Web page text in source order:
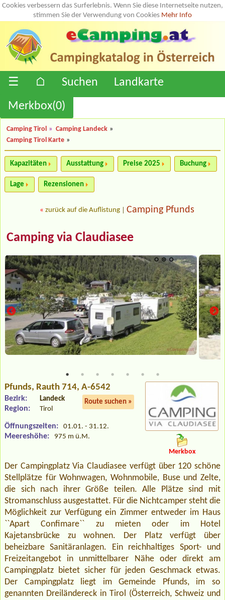
Cookies verbessern das Surferlebnis. Wenn Sie diese Internetseite nutzen,
stimmen Sie der Verwendung von Cookies Mehr Info
☰ ⌂ Suchen
Landkarte
Merkbox(0)
Camping Tirol » Camping Landeck »
Camping Tirol Karte »
Kapazitäten Ausstattung Preise 2025 Buchung
Lage Rezensionen
« zurück auf die Auflistung Camping Pfunds
Camping via Claudiasee
Pfunds, Rauth 714, A-6542
Route suchen »
Bezirk: Landeck
Region: Tirol
Öffnungszeiten: 01.01. - 31.12.
Meereshöhe: 975 m ü.M.
Merkbox
Der Campingplatz Via Claudiasee verfügt über 120 schöne
Stellplätze für Wohnwagen, Wohnmobile, Buse und Zelte,
die sich nach ihrer Größe teilen. Alle Plätze sind mit
Stromanschluss ausgestattet. Für die Nichtcamper steht die
Möglichkeit zur Verfügung ein Zimmer entweder im Haus
``Apart Confimare`` zu mieten oder im Hotel
Kajetansbrücke zu wohnen. Der Platz verfügt über
beheizbare Sanitäranlagen. Ein reichhaltiges Sport- und
Freizeitangebot in unmittelbarer Nähe oder direkt am
Campingplatz bietet sicher für jeden Geschmack etwas.
Der Campingplatz liegt im Gemeinde Pfunds, im so
genannten Dreiländereck in Tirol (Österreich, Schweiz und